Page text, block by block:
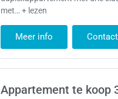
met… + lezen
Meer info Contact
Appartement te koop